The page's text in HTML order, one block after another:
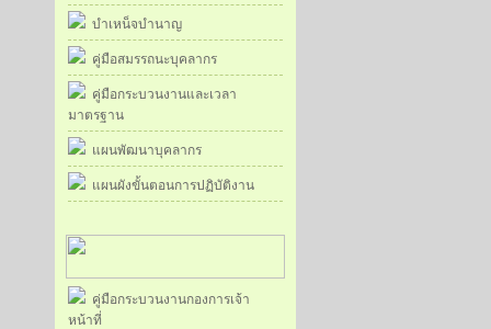
บำเหน็จบำนาญ
คู่มือสมรรถนะบุคลากร
คู่มือกระบวนงานและเวลา
มาตรฐาน
แผนพัฒนาบุคลากร
แผนผังขั้นตอนการปฏิบัติงาน
คู่มือกระบวนงานกองการเจ้า
หน้าที่